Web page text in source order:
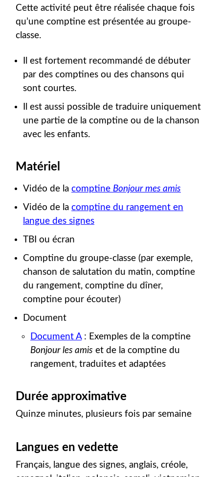
Cette activité peut être réalisée chaque fois
qu’une comptine est présentée au groupe-
classe.
Il est fortement recommandé de débuter
par des comptines ou des chansons qui
sont courtes.
Il est aussi possible de traduire uniquement
une partie de la comptine ou de la chanson
avec les enfants.
Matériel
Vidéo de la comptine Bonjour mes amis
Vidéo de la comptine du rangement en
langue des signes
TBI ou écran
Comptine du groupe-classe (par exemple,
chanson de salutation du matin, comptine
du rangement, comptine du dîner,
comptine pour écouter)
Document
Document A: Exemples de la comptine
Bonjour les amis et de la comptine du
rangement, traduites et adaptées
Durée approximative
Quinze minutes, plusieurs fois par semaine
Langues en vedette
Français, langue des signes, anglais, créole,